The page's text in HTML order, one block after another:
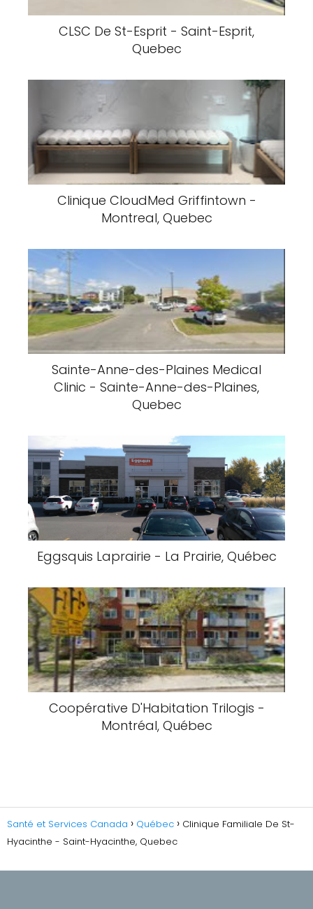
CLSC De St-Esprit - Saint-Esprit,
Quebec
Clinique CloudMed Griffintown -
Montreal, Quebec
Sainte-Anne-des-Plaines Medical
Clinic - Sainte-Anne-des-Plaines,
Quebec
Eggsquis Laprairie - La Prairie, Québec
Coopérative D'Habitation Trilogis -
Montréal, Québec
Santé et Services Canada Québec
Clinique Familiale De St-
Hyacinthe - Saint-Hyacinthe, Quebec